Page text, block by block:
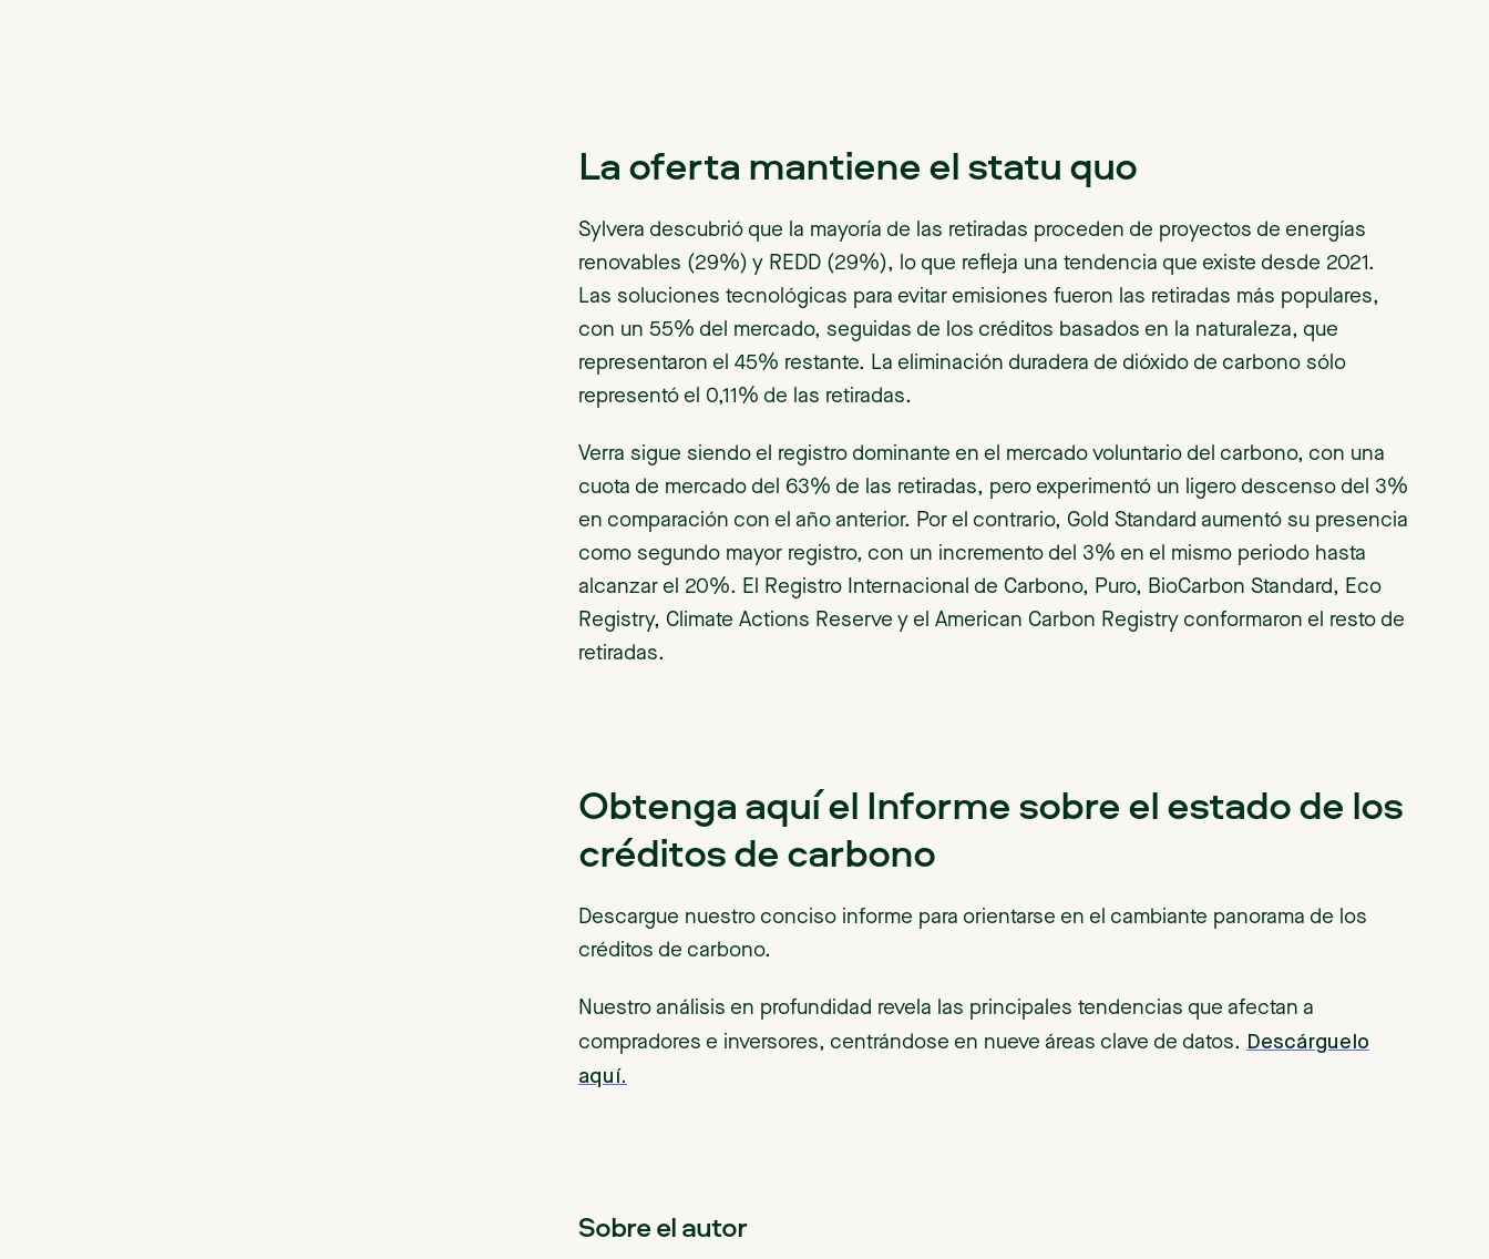
La oferta mantiene el statu quo
Sylvera descubrió que la mayoría de las retiradas proceden de proyectos de energías
renovables (29%) y REDD (29%), lo que refleja una tendencia que existe desde 2021.
Las soluciones tecnológicas para evitar emisiones fueron las retiradas más populares,
con un 55% del mercado, seguidas de los créditos basados en la naturaleza, que
representaron el 45% restante. La eliminación duradera de dióxido de carbono sólo
representó el 0,11% de las retiradas.
Verra sigue siendo el registro dominante en el mercado voluntario del carbono, con una
cuota de mercado del 63% de las retiradas, pero experimentó un ligero descenso del 3%
en comparación con el año anterior. Por el contrario, Gold Standard aumentó su presencia
como segundo mayor registro, con un incremento del 3% en el mismo periodo hasta
alcanzar el 20%. El Registro Internacional de Carbono, Puro, BioCarbon Standard, Eco
Registry, Climate Actions Reserve y el American Carbon Registry conformaron el resto de
retiradas.
Obtenga aquí el Informe sobre el estado de los
créditos de carbono
Descargue nuestro conciso informe para orientarse en el cambiante panorama de los
créditos de carbono.
Nuestro análisis en profundidad revela las principales tendencias que afectan a
compradores e inversores, centrándose en nueve áreas clave de datos. Descárguelo
aquí.
Sobre el autor